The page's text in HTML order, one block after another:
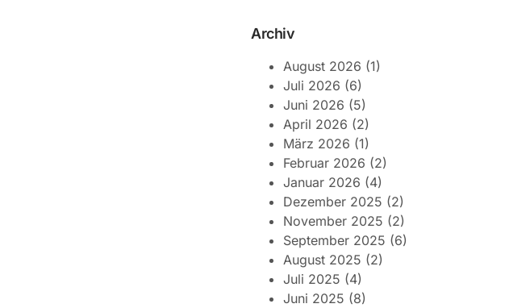
Archiv
August 2026 (1)
Juli 2026 (6)
Juni 2026 (5)
April 2026 (2)
März 2026 (1)
Februar 2026 (2)
Januar 2026 (4)
Dezember 2025 (2)
November 2025 (2)
September 2025 (6)
August 2025 (2)
Juli 2025 (4)
Juni 2025 (8)